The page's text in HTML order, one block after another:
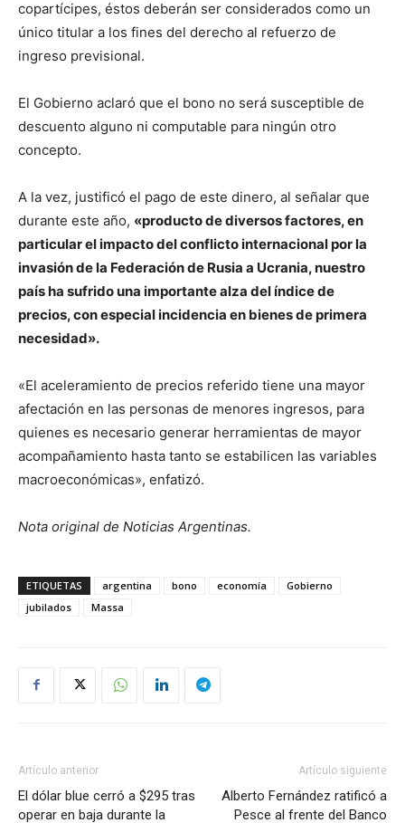
copartícipes, éstos deberán ser considerados como un
único titular a los fines del derecho al refuerzo de
ingreso previsional.
El Gobierno aclaró que el bono no será susceptible de
descuento alguno ni computable para ningún otro
concepto.
A la vez, justificó el pago de este dinero, al señalar que
durante este año, «producto de diversos factores, en
particular el impacto del conflicto internacional por la
invasión de la Federación de Rusia a Ucrania, nuestro
país ha sufrido una importante alza del índice de
precios, con especial incidencia en bienes de primera
necesidad».
«El aceleramiento de precios referido tiene una mayor
afectación en las personas de menores ingresos, para
quienes es necesario generar herramientas de mayor
acompañamiento hasta tanto se estabilicen las variables
macroeconómicas», enfatizó.
Nota original de Noticias Argentinas.
ETIQUETAS argentina bono economía
Gobierno
jubilados
Massa
Artículo anterior
El dólar blue cerró a $295 tras
operar en baja durante la
Artículo siguiente
Alberto Fernández ratificó a
Pesce al frente del Banco